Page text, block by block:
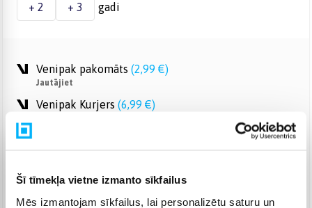
Šī tīmekļa vietne izmanto sīkfailus
Mēs izmantojam sīkfailus, lai personalizētu saturu un
+ 2 + 3 gadi
Venipak pakomāts (2,99 €)
Jautājiet
Venipak Kurjers (6,99 €)
Smartposti pakomāts (2,99 €)
Jautājiet